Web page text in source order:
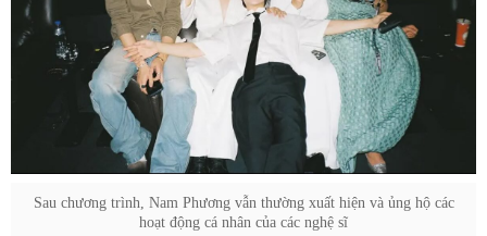
Sau chương trình, Nam Phương vẫn thường xuất hiện và ủng hộ các
hoạt động cá nhân của các nghệ sĩ